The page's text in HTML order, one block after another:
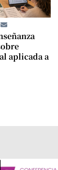
aplicada a